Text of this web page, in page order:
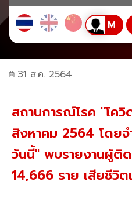
31 ส.ค. 2564
สถานการณ์โรค "โควิ
สิงหาคม 2564 โดย
วันนี้" พบรายงานผู้ติด
14,666 ราย เสียชีวิ